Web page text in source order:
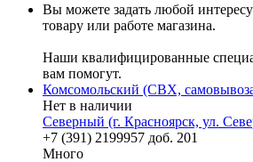
Вы можете задать любой
товару или работе магазина.
Наши квалифицированные
вам помогут.
Комсомольский (СВХ,
Нет в наличии
Северный (г. Красноярск, ул.
+7 (391) 2199957 доб. 201
Много